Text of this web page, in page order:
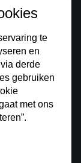
te
en
derde
gebruiken
met ons